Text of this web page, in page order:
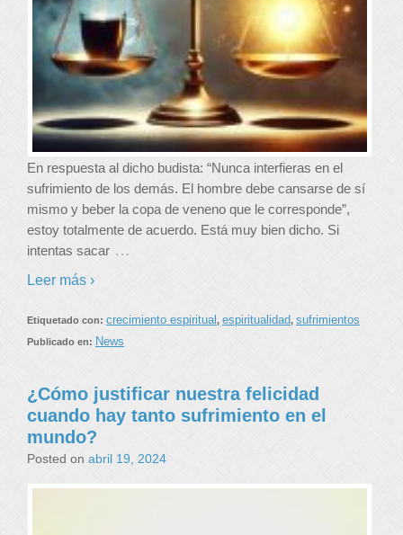
En respuesta al dicho budista: “Nunca interfieras en el
sufrimiento de los demás. El hombre debe cansarse de sí
mismo y beber la copa de veneno que le corresponde”,
estoy totalmente de acuerdo. Está muy bien dicho. Si
intentas sacar …
Leer más ›
Etiquetado con: crecimiento espiritual, espiritualidad, sufrimientos
Publicado en: News
¿Cómo justificar nuestra felicidad
cuando hay tanto sufrimiento en el
mundo?
Posted on abril 19, 2024